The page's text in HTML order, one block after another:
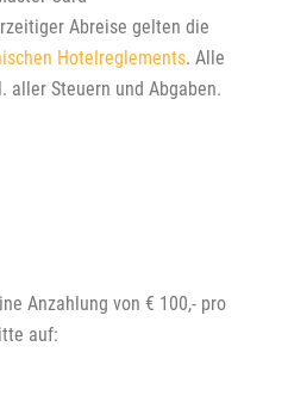
Abreise gelten die
Hotelreglements. Alle
aller Steuern und Abgaben.
Anzahlung von € 100,- pro
auf: